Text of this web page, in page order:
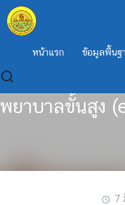
หน้าแรก ข้อมูลพื้นฐ
เรื่อง ยกเลิกปร
พยาบาลขั้นสูง
7